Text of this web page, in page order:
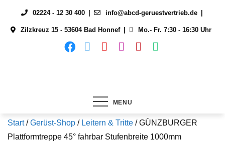
content
02224 - 12 30 400 info@abcd-geruestvertrieb.de
Zilzkreuz 15 - 53604 Bad Honnef Mo.- Fr. 7:30 - 16:30 Uhr
MENU
Start/Gerüst-Shop / Leitern & Tritte / GÜNZBURGER
Plattformtreppe 45° fahrbar Stufenbreite 1000mm